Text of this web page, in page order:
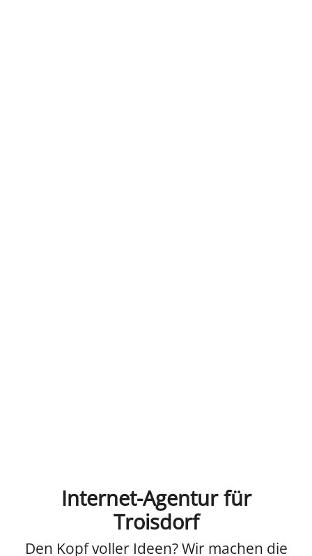
Internet-Agentur für
Troisdorf
Den Kopf voller Ideen? Wir machen die